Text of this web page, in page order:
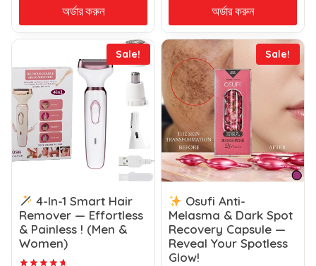
অর্ডার করুন অর্ডার করুন
Sale!
4-In-1 Smart Hair
Remover — Effortless
& Painless ! (Men &
Women)
Sale!
Osufi Anti-
Melasma & Dark Spot
Recovery Capsule —
Reveal Your Spotless
Glow!